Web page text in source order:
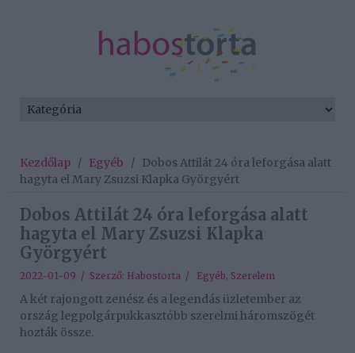
Kezdőlap / Egyéb / Dobos Attilát 24 óra leforgása alatt
hagyta el Mary Zsuzsi Klapka Györgyért
Dobos Attilát 24 óra leforgása alatt
hagyta el Mary Zsuzsi Klapka
Györgyért
2022-01-09 / Szerző: Habostorta / Egyéb, Szerelem
A két rajongott zenész és a legendás üzletember az
ország legpolgárpukkasztóbb szerelmi háromszögét
hozták össze.